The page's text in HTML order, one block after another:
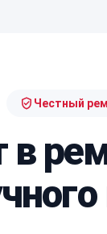
Честный
в